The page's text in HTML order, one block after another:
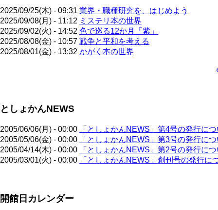
2025/09/25(木) - 09:31 業界・職種研究を、はじめよう
2025/09/08(月) - 11:12 ミステリ本の世界
2025/09/02(火) - 14:52 色で巡る12か月「紫」
2025/08/08(金) - 10:57 戦争と平和を考える
2025/08/01(金) - 13:32 かがく本の世界
送
としょかんNEWS
2005/06/06(月) - 00:00
「としょかんNEWS」第4号の発行に
2005/05/06(金) - 00:00
「としょかんNEWS」第3号の発行に
2005/04/14(木) - 00:00
「としょかんNEWS」第2号の発行に
2005/03/01(火) - 00:00
「としょかんNEWS」創刊号の発行に
ー
開館日カレンダー